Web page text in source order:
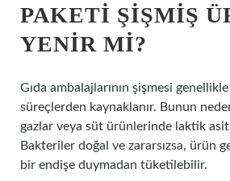
PAKETI ŞIŞMIŞ
YENIR MI?
Gıda ambalajlarının şişmesi
süreçlerden kaynaklanır. Bunun
gazlar veya süt ürünlerinde laktik
Bakteriler doğal ve zararsızsa, ürün
bir endişe duymadan tüketilebilir.